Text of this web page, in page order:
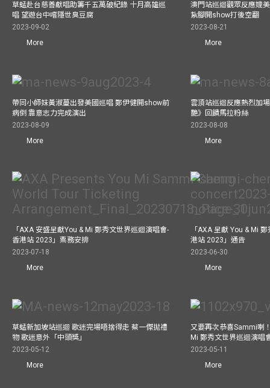
草蜢赴台慈善獻唱助籌千五萬破紀錄 十月高雄巡
唱 望遊台中嚐隱世臭豆腐
2023-09-02
More
澳門站巡迴觀眾反應媲
紥腳開show打後空翻
2023-08-21
More
帶同小師妹黃淑蔓出發美國巡唱 鄭伊健開show前
病倒 靠意志力完成演出
2023-08-09
More
雲頂站巡迴反應熱烈加
艷》回饋馬拉粉絲
2023-08-08
More
「AXA 安盛呈獻You & Mi 鄭秀文世界巡迴演唱會-
香港站 2023」票務安排
2023-07-18
More
「AXA 呈獻 You & Mi
港站 2023」通告
2023-06-30
More
草蜢新加坡站巡迴 歌迷完場唔捨得走 蔡一傑拋禮
物 歌迷意外「中頭獎」
2023-05-12
More
又要再次恭喜Sammi喇
Mi 鄭秀文世界巡迴演唱
2023-05-11
More